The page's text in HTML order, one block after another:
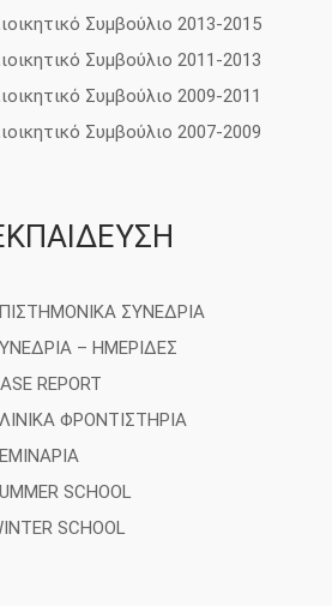
Συμβούλιο 2013-2015
Συμβούλιο 2011-2013
Συμβούλιο 2009-2011
Συμβούλιο 2007-2009
ΣΥΝΕΔΡΙΑ
– ΗΜΕΡΙΔΕΣ
REPORT
ΦΡΟΝΤΙΣΤΗΡΙΑ
SCHOOL
SCHOOL